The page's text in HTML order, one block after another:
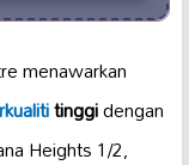
menawarkan
tinggidengan
Heights 1/2,